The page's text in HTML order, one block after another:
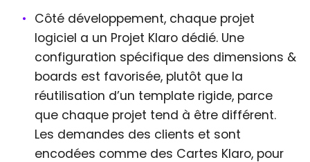
Côté développement, chaque projet
logiciel a un Projet Klaro dédié. Une
configuration spécifique des dimensions &
boards est favorisée, plutôt que la
réutilisation d’un template rigide, parce
que chaque projet tend à être différent.
Les demandes des clients et sont
encodées comme des Cartes Klaro, pour